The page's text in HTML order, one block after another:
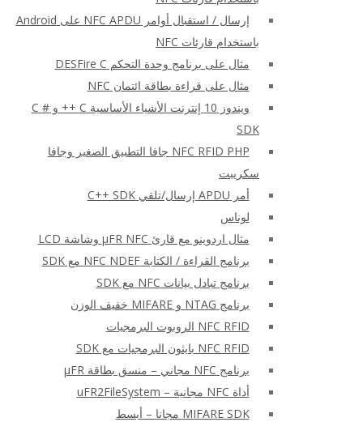
إرسال / استقبال أوامر NFC APDU على Android
باستخدام قارئات NFC
مثال على برنامج وحدة التحكم DESFire C
مثال على قراءة بطاقة ائتمان NFC
ويندوز 10 إنترنت الأشياء الأساسية C ++ و C #
SDK
NFC RFID PHP جافا التطبيق الصغير وجافا
سكريبت
أمر APDU إرسال/تلقي C++ SDK
لوناس
مثال اردوينو مع قارئ μFR NFC وشاشة LCD
برنامج القراءة / الكتابة NFC NDEF مع SDK
برنامج تبادل بيانات NFC مع SDK
برنامج NTAG و MIFARE خفيف الوزن
NFC RFID الروبوت البرمجيات
NFC RFID بايثون البرمجيات مع SDK
برنامج NFC مجاني – منسق بطاقة μFR
أداة NFC مجانية – uFR2FileSystem
MIFARE SDK مجانا – أبسط